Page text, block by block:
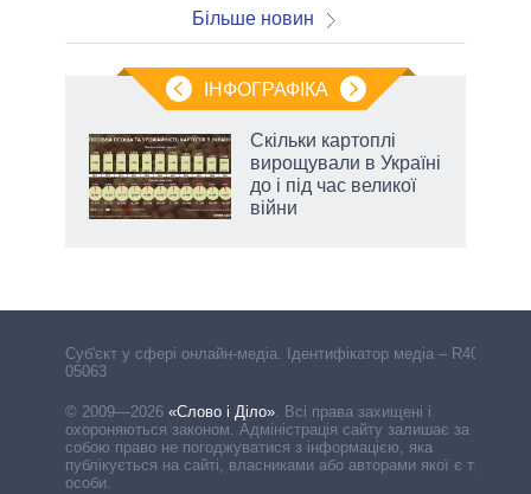
Більше новин
ІНФОГРАФІКА
Скільки картоплі
вирощували в Україні
до і під час великої
війни
Cуб'єкт у сфері онлайн-медіа. Ідентифікатор медіа – R40-
05063
© 2009—2026 «Слово і Діло». Всі права захищені і
охороняються законом. Адміністрація сайту залишає за
собою право не погоджуватися з інформацією, яка
публікується на сайті, власниками або авторами якої є треті
особи.